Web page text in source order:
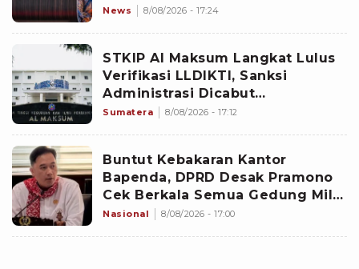
Promosi Kuliner Pempek di
News 8/08/2026 - 17:24
STKIP Al Maksum Langkat Lulus
Verifikasi LLDIKTI, Sanksi
Administrasi Dicabut
Kemdiktisaintek
Sumatera 8/08/2026 - 17:12
Buntut Kebakaran Kantor
Bapenda, DPRD Desak Pramono
Cek Berkala Semua Gedung Milik
Pemprov Jakarta
Nasional 8/08/2026 - 17:00